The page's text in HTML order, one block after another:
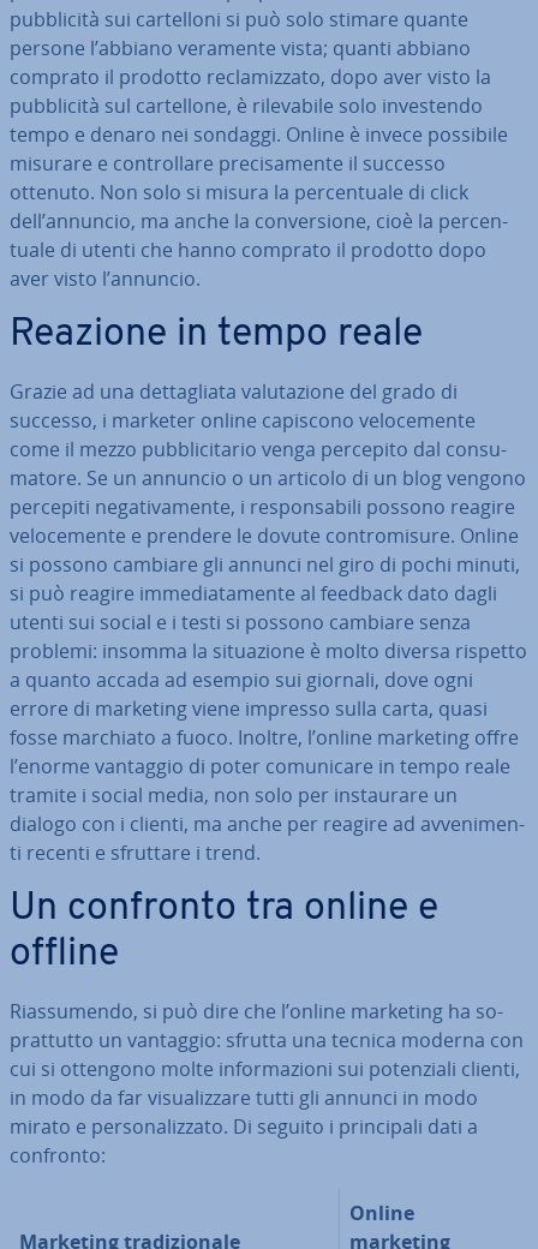
pub­bli­ci­tà sui car­tel­lo­ni si può solo stimare quante
persone l’abbiano veramente vista; quanti abbiano
comprato il prodotto re­cla­miz­za­to, dopo aver visto la
pub­bli­ci­tà sul car­tel­lo­ne, è ri­le­va­bi­le solo in­ve­sten­do
tempo e denaro nei sondaggi. Online è invece possibile
misurare e con­trol­la­re pre­ci­sa­men­te il successo
ottenuto. Non solo si misura la per­cen­tua­le di click
dell’annuncio, ma anche la con­ver­sio­ne, cioè la per­cen­
tua­le di utenti che hanno comprato il prodotto dopo
aver visto l’annuncio.
Reazione in tempo reale
Grazie ad una det­ta­glia­ta va­lu­ta­zio­ne del grado di
successo, i marketer online capiscono ve­lo­ce­men­te
come il mezzo pub­bli­ci­ta­rio venga percepito dal con­su­
ma­to­re. Se un annuncio o un articolo di un blog vengono
percepiti ne­ga­ti­va­men­te, i re­spon­sa­bi­li possono reagire
ve­lo­ce­men­te e prendere le dovute con­tro­mi­su­re. Online
si possono cambiare gli annunci nel giro di pochi minuti,
si può reagire im­me­dia­ta­men­te al feedback dato dagli
utenti sui social e i testi si possono cambiare senza
problemi: insomma la si­tua­zio­ne è molto diversa rispetto
a quanto accada ad esempio sui giornali, dove ogni
errore di marketing viene impresso sulla carta, quasi
fosse marchiato a fuoco. Inoltre, l’online marketing offre
l’enorme vantaggio di poter co­mu­ni­ca­re in tempo reale
tramite i social media, non solo per in­stau­ra­re un
dialogo con i clienti, ma anche per reagire ad av­ve­ni­men­
ti recenti e sfruttare i trend.
Un confronto tra online e
offline
Rias­su­men­do, si può dire che l’online marketing ha so­
prat­tut­to un vantaggio: sfrutta una tecnica moderna con
cui si ottengono molte in­for­ma­zio­ni sui po­ten­zia­li clienti,
in modo da far vi­sua­liz­za­re tutti gli annunci in modo
mirato e per­so­na­liz­za­to. Di seguito i prin­ci­pa­li dati a
confronto:
Marketing tra­di­zio­na­le
Online
marketing